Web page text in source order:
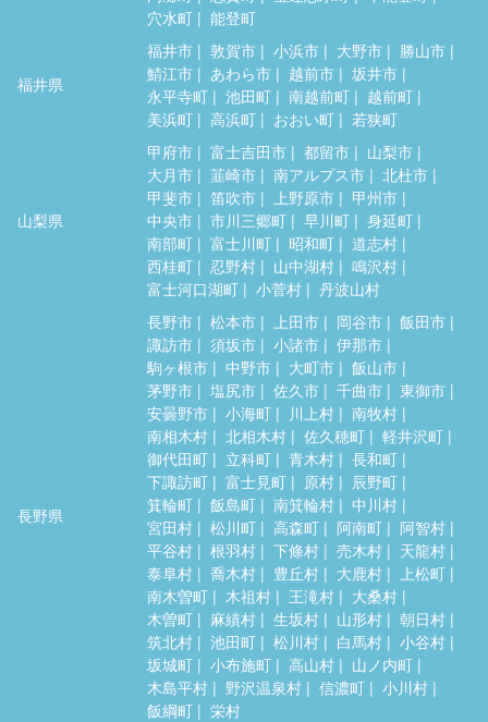
穴水町
能登町
福井県
福井市 敦賀市 小浜市 大野市
勝山市
鯖江市
あわら市 越前市
坂井市
永平寺町
池田町 南越前町
越前町
美浜町
高浜町 おおい町 若狭町
山梨県
甲府市 富士吉田市 都留市
山梨市
大月市
韮崎市 南アルプス市
北杜市
甲斐市
笛吹市 上野原市
甲州市
中央市
市川三郷町 早川町
身延町
南部町
富士川町 昭和町
道志村
西桂町
忍野村 山中湖村
鳴沢村
富士河口湖町
小菅村 丹波山村
長野県
長野市 松本市 上田市 岡谷市
飯田市
諏訪市
須坂市 小諸市
伊那市
駒ヶ根市
中野市 大町市
飯山市
茅野市
塩尻市 佐久市 千曲市
東御市
安曇野市
小海町 川上村
南牧村
南相木村
北相木村 佐久穂町
軽井沢町
御代田町
立科町 青木村
長和町
下諏訪町
富士見町 原村
辰野町
箕輪町
飯島町 南箕輪村
中川村
宮田村
松川町 高森町 阿南町
阿智村
平谷村
根羽村 下條村 売木村
天龍村
泰阜村
喬木村 豊丘村 大鹿村
上松町
南木曽町
木祖村 王滝村
大桑村
木曽町
麻績村 生坂村 山形村
朝日村
筑北村
池田町 松川村 白馬村
小谷村
坂城町
小布施町 高山村
山ノ内町
木島平村
野沢温泉村 信濃町
小川村
飯綱町
栄村